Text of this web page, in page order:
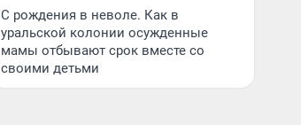
С рождения в неволе. Как в
уральской колонии осужденные
мамы отбывают срок вместе со
своими детьми